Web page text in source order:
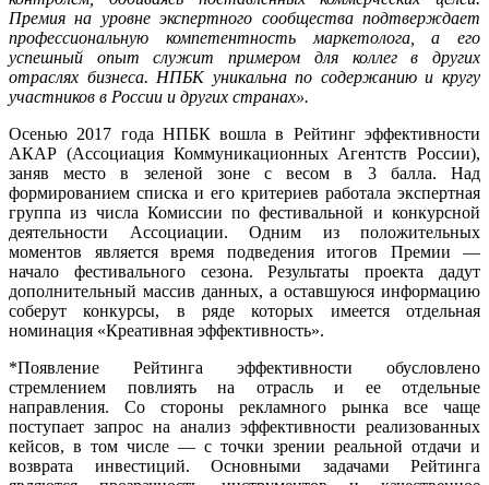
Премия на уровне экспертного сообщества подтверждает
профессиональную компетентность маркетолога, а его
успешный опыт служит примером для коллег в других
отраслях бизнеса. НПБК уникальна по содержанию и кругу
участников в России и других странах».
Осенью 2017 года НПБК вошла в Рейтинг эффективности
АКАР (Ассоциация Коммуникационных Агентств России),
заняв место в зеленой зоне с весом в 3 балла. Над
формированием списка и его критериев работала экспертная
группа из числа Комиссии по фестивальной и конкурсной
деятельности Ассоциации. Одним из положительных
моментов является время подведения итогов Премии —
начало фестивального сезона. Результаты проекта дадут
дополнительный массив данных, а оставшуюся информацию
соберут конкурсы, в ряде которых имеется отдельная
номинация «Креативная эффективность».
*Появление Рейтинга эффективности обусловлено
стремлением повлиять на отрасль и ее отдельные
направления. Со стороны рекламного рынка все чаще
поступает запрос на анализ эффективности реализованных
кейсов, в том числе — с точки зрении реальной отдачи и
возврата инвестиций. Основными задачами Рейтинга